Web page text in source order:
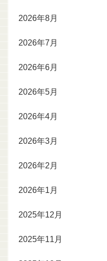
2026年8月
2026年7月
2026年6月
2026年5月
2026年4月
2026年3月
2026年2月
2026年1月
2025年12月
2025年11月